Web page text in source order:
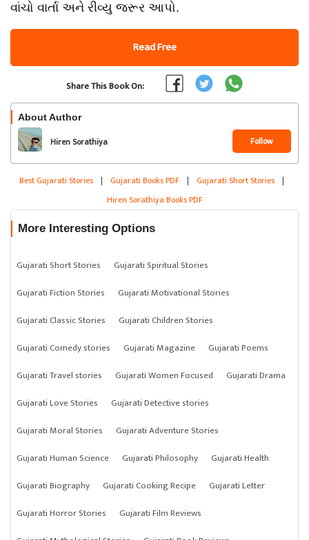
વાંચો વાર્તા અને રીવ્યુ જરૂર આપો.
Read Free
Share This Book On:
About Author
Hiren Sorathiya Follow
Best Gujarati Stories | Gujarati Books PDF | Gujarati Short Stories |
Hiren Sorathiya Books PDF
More Interesting Options
Gujarati Short Stories
Gujarati Spiritual Stories
Gujarati Fiction Stories
Gujarati Motivational Stories
Gujarati Classic Stories
Gujarati Children Stories
Gujarati Comedy stories
Gujarati Magazine
Gujarati Poems
Gujarati Travel stories
Gujarati Women Focused
Gujarati Drama
Gujarati Love Stories
Gujarati Detective stories
Gujarati Moral Stories
Gujarati Adventure Stories
Gujarati Human Science
Gujarati Philosophy
Gujarati Health
Gujarati Biography
Gujarati Cooking Recipe
Gujarati Letter
Gujarati Horror Stories
Gujarati Film Reviews